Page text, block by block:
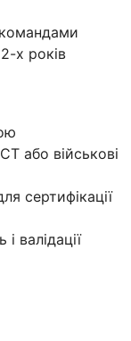
х років
або військові
сертифікації
валідації